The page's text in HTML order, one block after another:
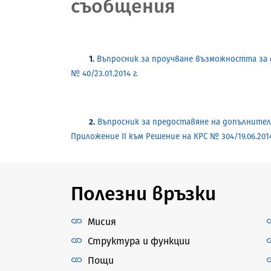
съобщения
1. Въпросник за проучване възможността
№ 40/23.01.2014 г.
2. Въпросник за предоставяне на
Приложение II към Решение на КРС № 304/
Полезни връзки
Мисия
Структура и функции
Пощи